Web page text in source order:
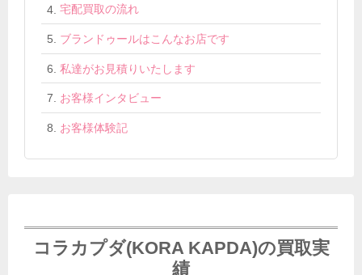
宅配買取の流れ
ブランドゥールはこんなお店です
私達がお見積りいたします
お客様インタビュー
お客様体験記
コラカプダ(KORA KAPDA)の買取実
績